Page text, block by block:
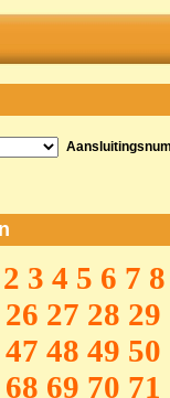
2 3 4 5 6 7 8
26 27 28 29
47 48 49 50
68 69 70 71